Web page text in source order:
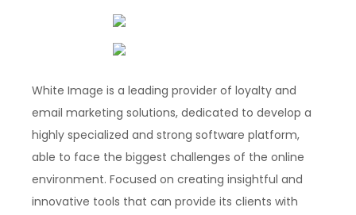
White Image is a leading provider of loyalty and
email marketing solutions, dedicated to develop a
highly specialized and strong software platform,
able to face the biggest challenges of the online
environment. Focused on creating insightful and
innovative tools that can provide its clients with